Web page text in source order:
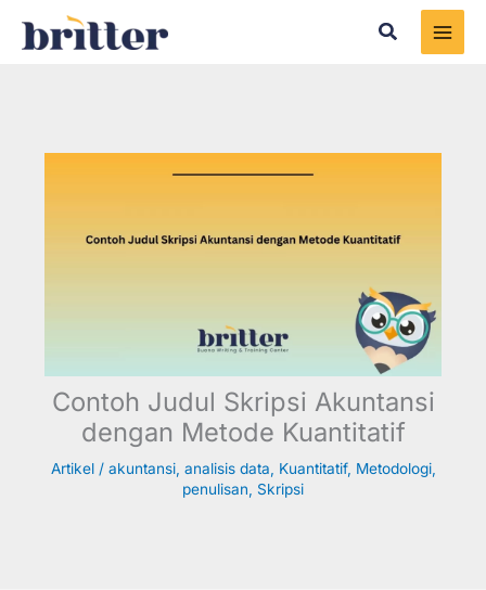
Search
Contoh Judul Skripsi Akuntansi
dengan Metode Kuantitatif
Artikel/ akuntansi, analisis data, Kuantitatif, Metodologi,
penulisan, Skripsi